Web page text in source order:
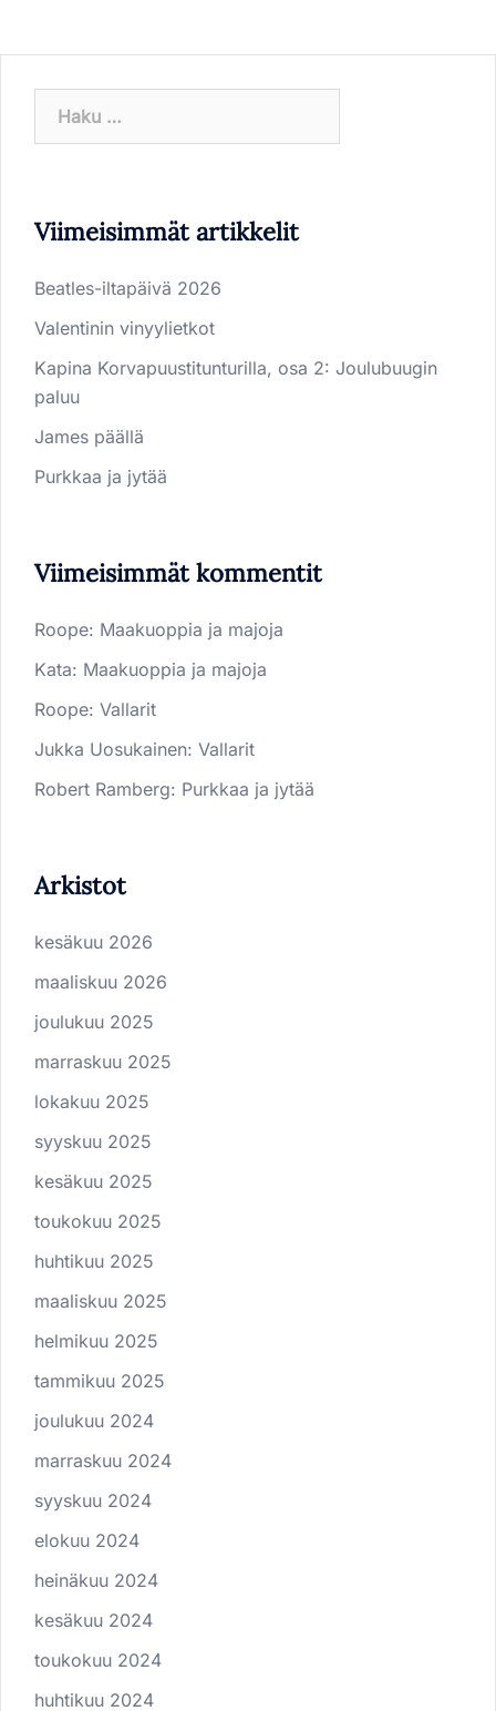
Viimeisimmät artikkelit
Beatles-iltapäivä 2026
Valentinin vinyylietkot
Kapina Korvapuustitunturilla, osa 2: Joulubuugin
paluu
James päällä
Purkkaa ja jytää
Viimeisimmät kommentit
Roope: Maakuoppia ja majoja
Kata: Maakuoppia ja majoja
Roope: Vallarit
Jukka Uosukainen: Vallarit
Robert Ramberg: Purkkaa ja jytää
Arkistot
kesäkuu 2026
maaliskuu 2026
joulukuu 2025
marraskuu 2025
lokakuu 2025
syyskuu 2025
kesäkuu 2025
toukokuu 2025
huhtikuu 2025
maaliskuu 2025
helmikuu 2025
tammikuu 2025
joulukuu 2024
marraskuu 2024
syyskuu 2024
elokuu 2024
heinäkuu 2024
kesäkuu 2024
toukokuu 2024
huhtikuu 2024